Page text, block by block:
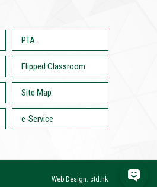
PTA
Flipped Classroom
Site Map
e-Service
Web Design: ctd.hk